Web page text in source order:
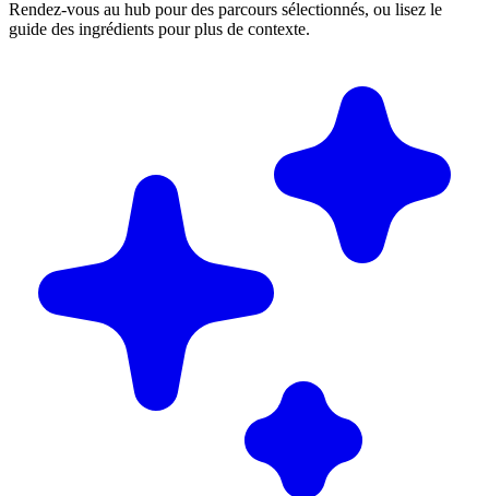
Rendez-vous au hub pour des parcours sélectionnés, ou lisez le
guide des ingrédients pour plus de contexte.